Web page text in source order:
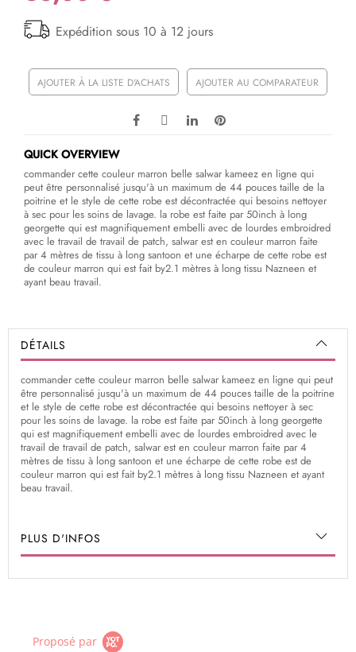
Expédition sous 10 à 12 jours
AJOUTER À LA LISTE D'ACHATS AJOUTER AU COMPARATEUR
QUICK OVERVIEW
commander cette couleur marron belle salwar kameez en ligne qui
peut être personnalisé jusqu'à un maximum de 44 pouces taille de la
poitrine et le style de cette robe est décontractée qui besoins nettoyer
à sec pour les soins de lavage. la robe est faite par 50inch à long
georgette qui est magnifiquement embelli avec de lourdes embroidred
avec le travail de travail de patch, salwar est en couleur marron faite
par 4 mètres de tissu à long santoon et une écharpe de cette robe est
de couleur marron qui est fait by2.1 mètres à long tissu Nazneen et
ayant beau travail.
DÉTAILS
commander cette couleur marron belle salwar kameez en ligne qui peut
être personnalisé jusqu'à un maximum de 44 pouces taille de la poitrine
et le style de cette robe est décontractée qui besoins nettoyer à sec
pour les soins de lavage. la robe est faite par 50inch à long georgette
qui est magnifiquement embelli avec de lourdes embroidred avec le
travail de travail de patch, salwar est en couleur marron faite par 4
mètres de tissu à long santoon et une écharpe de cette robe est de
couleur marron qui est fait by2.1 mètres à long tissu Nazneen et ayant
beau travail.
PLUS D'INFOS
Proposé par